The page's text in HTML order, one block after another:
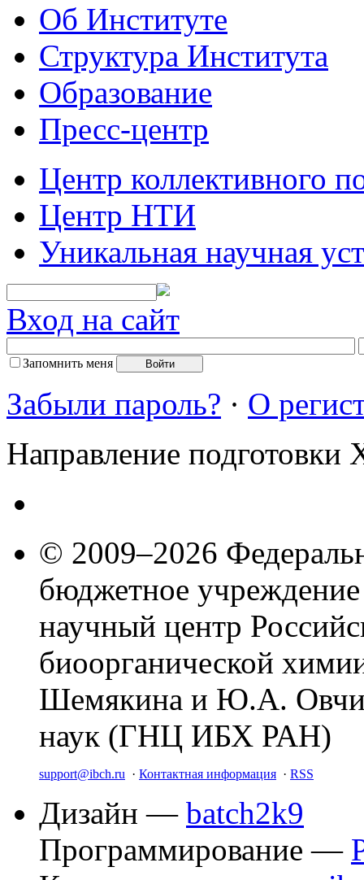
Об Институте
Структура Института
Образование
Пресс-центр
Центр коллективного
Центр НТИ
Уникальная научная
Вход на сайт
Запомнить меня
Забыли пароль? · О
Направление подготовки
© 2009–2026
бюджетное
научный центр
биоорганической
Шемякина и Ю.А.
наук (ГНЦ ИБХ РАН)
support@ibch.ru · Контактная информация · RSS
Дизайн — batch2k9
Программирование —